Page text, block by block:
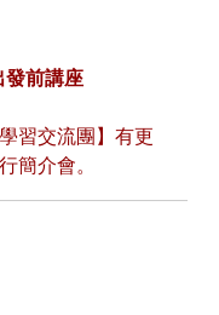
前講座
習交流團】有更
簡介會。